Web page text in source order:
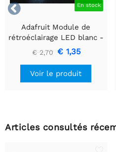
 En stock
Adafruit Module de
rétroéclairage LED blanc -
Petit 12 mm x 40 mm
€ 2,70 € 1,35
Voir le produit
Articles consultés